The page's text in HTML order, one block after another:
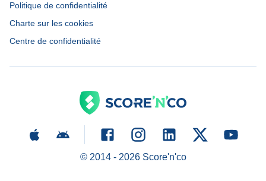
Politique de confidentialité
Charte sur les cookies
Centre de confidentialité
© 2014 - 2026Score'n'co